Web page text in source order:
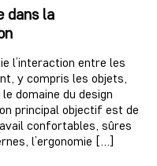
dans la
l’interaction entre les
y compris les objets,
domaine du design
principal objectif est de
confortables, sûres
l’ergonomie […]